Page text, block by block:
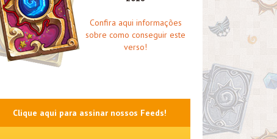
Confira aqui informações
sobre como conseguir este
verso!
Clique aqui para assinar nossos Feeds!